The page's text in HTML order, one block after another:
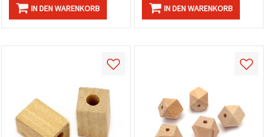
IN DEN WARENKORB IN DEN WARENKORB